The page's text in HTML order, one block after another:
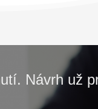
Návrh už